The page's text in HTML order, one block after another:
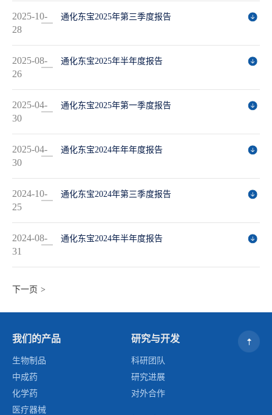
2025-10-
28
通化东宝2025年第三季度报告
2025-08-
26
通化东宝2025年半年度报告
2025-04-
30
通化东宝2025年第一季度报告
2025-04-
30
通化东宝2024年年年度报告
2024-10-
25
通化东宝2024年第三季度报告
2024-08-
31
通化东宝2024年半年度报告
>
我们的产品
生物制品
中成药
化学药
医疗器械
研究与开发
科研团队
研究进展
对外合作